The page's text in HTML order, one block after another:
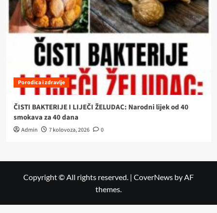
Porodica i zdravlje
ČISTI BAKTERIJE I LIJEČI ŽELUDAC: Narodni lijek od 40
smokava za 40 dana
Admin 7 kolovoza, 2026 0
Copyright © All rights reserved. | CoverNews by AF
themes.